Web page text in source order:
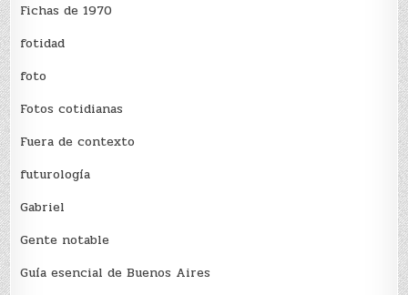
Fichas de 1970
fotidad
foto
Fotos cotidianas
Fuera de contexto
futurología
Gabriel
Gente notable
Guía esencial de Buenos Aires